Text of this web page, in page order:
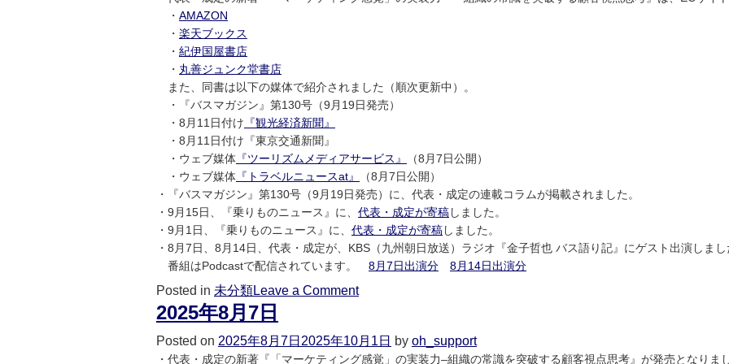
29
・ AMAZON
・ 楽天ブックス
・ 紀伊国屋書店
・ 丸善ジュンク堂書店
また、同書は以下の媒体で紹介されました（順次更新中）。
・『バスマガジン』第130号（9月19日発売）
・8月11日付け 『観光経済新聞』
・8月11日付け『東京交通新聞』
・ウェブ媒体 『ツーリズムメディアサービス』
（8月7日公開）
・ウェブ媒体 『トラベルニュースat』
（8月7日公開）
・『バスマガジン』第130号（9月19日発売）に、代表・成定の連載コラムが掲載されました。
・9月15日、『乗りものニュース』に、 代表・成定が寄稿しました。
・9月1日、『乗りものニュース』に、 代表・成定が寄稿しました。
・8月7日、8月14日、代表・成定が、KBS（九州朝日放送）ラジオ『金子哲也 バス語り記』にゲスト出演しまし
番組はPodcastで配信されています。 8月7日出演分 8月14日出演分
Posted in 未分類Leave a Commenton
9
月
2025年8月7日
Posted on 2025年8月7日 2025年10月1日 by oh_support
・代表・成定の新著『「マーケティング感覚」の実装力–組織の常識を突破する顧客視点思考』が発売となりまし